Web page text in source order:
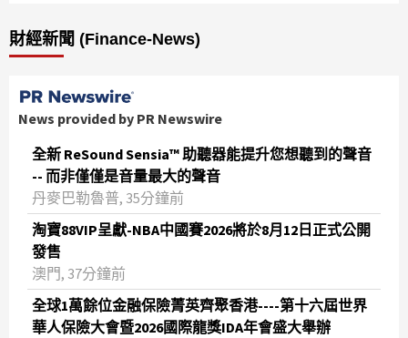
財經新聞 (Finance-News)
News provided by PR Newswire
全新 ReSound Sensia™ 助聽器能提升您想聽到的聲音
-- 而非僅僅是音量最大的聲音
丹麥巴勒魯普, 35分鐘前
淘寶88VIP呈獻-NBA中國賽2026將於8月12日正式公開
發售
澳門, 37分鐘前
全球1萬餘位金融保險菁英齊聚香港----第十六屆世界
華人保險大會暨2026國際龍獎IDA年會盛大舉辦